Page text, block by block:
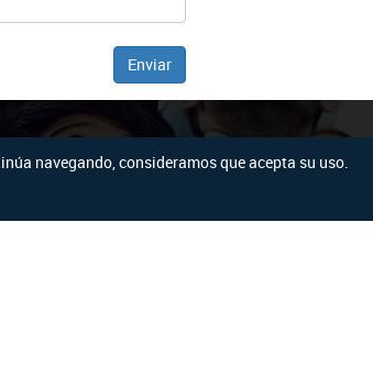
navegando, consideramos que acepta su uso.